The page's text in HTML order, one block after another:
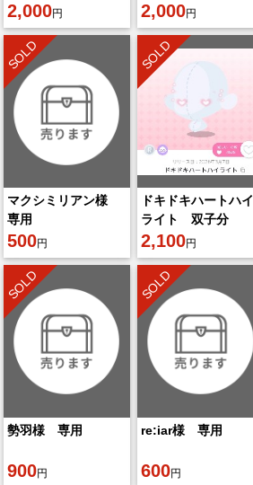
精の魔法 2点セッ
ト
2,000円 2,000円
SOLD
マクシミリアン様
専用
500円
SOLD
ドキドキハートハイ
ライト 双子分
2,100円
SOLD
勢羽様 専用
900円
SOLD
re:iar様 専用
600円